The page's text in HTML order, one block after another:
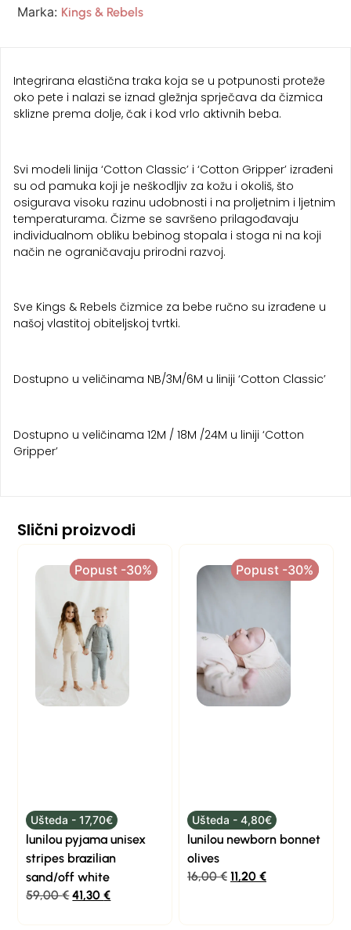
Marka: Kings & Rebels
Integrirana elastična traka koja se u potpunosti proteže
oko pete i nalazi se iznad gležnja sprječava da čizmica
sklizne prema dolje, čak i kod vrlo aktivnih beba.
Svi modeli linija ‘Cotton Classic’ i ‘Cotton Gripper’ izrađeni
su od pamuka koji je neškodljiv za kožu i okoliš, što
osigurava visoku razinu udobnosti i na proljetnim i ljetnim
temperaturama. Čizme se savršeno prilagođavaju
individualnom obliku bebinog stopala i stoga ni na koji
način ne ograničavaju prirodni razvoj.
Sve Kings & Rebels čizmice za bebe ručno su izrađene u
našoj vlastitoj obiteljskoj tvrtki.
Dostupno u veličinama NB/3M/6M u liniji ‘Cotton Classic’
Dostupno u veličinama 12M / 18M /24M u liniji ‘Cotton
Gripper’
Slični proizvodi
Popust -30%
Popust -30%
Ušteda - 17,70€
lunilou pyjama unisex
stripes brazilian
sand/off white
59,00€ 41,30€
Popust -30%
Popust -30%
Ušteda - 4,80€
lunilou newborn bonnet
olives
16,00€ 11,20 €